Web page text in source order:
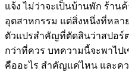
แจ้ง ไม่ว่าจะเป็นบ้านพัก ร้าน
อุตสาหกรรม แต่สิ่งหนึ่งที่หลา
ตัวแปรสำคัญที่ตัดสินว่าสปอร์
กว่าที่ควร บทความนี้จะพาไป
คืออะไร สำคัญแค่ไหน และคว